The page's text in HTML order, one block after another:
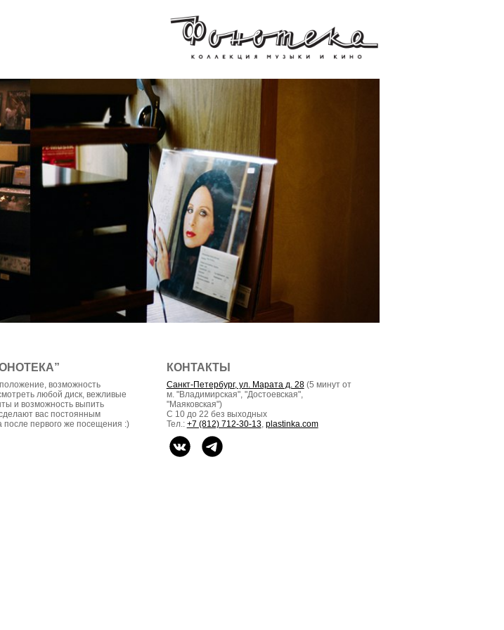
возможность
любой диск, вежливые
и возможность выпить
вас постоянным
после первого же посещения :)
КОНТАКТЫ
Санкт-Петербург, ул. Марата д. 28(5 минут от
м. "Владимирская", "Достоевская",
"Маяковская")
С 10 до 22 без выходных
Тел.: +7 (812) 712-30-13, plastinka.com